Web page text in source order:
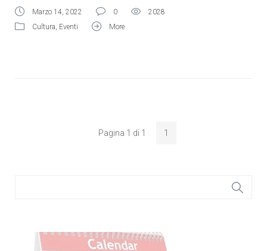
Marzo 14, 2022 0
2028
Cultura, Eventi More
Pagina 1 di 1 1